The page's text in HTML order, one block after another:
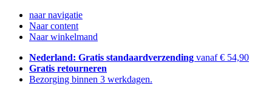
naar navigatie
Naar content
Naar winkelmand
Nederland: Gratis standaardverzending vanaf € 54,90
Gratis retourneren
Bezorging binnen 3 werkdagen.